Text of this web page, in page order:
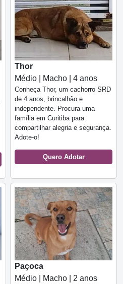
Thor
Médio | Macho | 4 anos
Conheça Thor, um cachorro SRD
de 4 anos, brincalhão e
independente. Procura uma
família em Curitiba para
compartilhar alegria e segurança.
Adote-o!
Quero Adotar
Paçoca
Médio | Macho | 2 anos